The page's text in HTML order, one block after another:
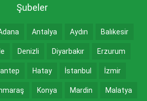
Şubeler
Antalya Aydın Balıkesir
Denizli Diyarbakır Erzurum
Hatay İstanbul İzmir
Konya Mardin Malatya